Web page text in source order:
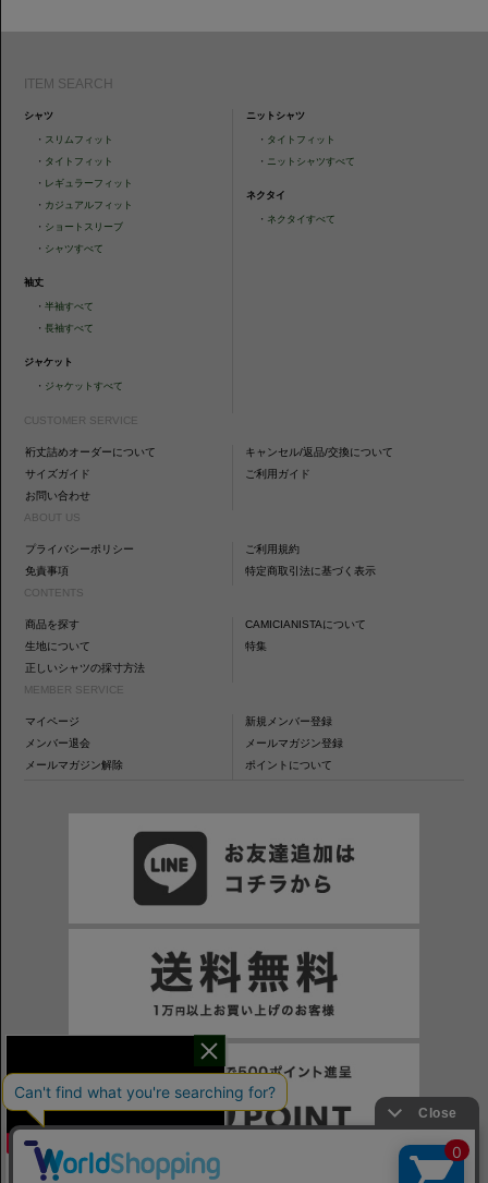
ITEM SEARCH
シャツ
・ スリムフィット
・ タイトフィット
・ レギュラーフィット
・ カジュアルフィット
・ ショートスリーブ
・ シャツすべて
袖丈
・半袖すべて
・長袖すべて
ジャケット
・ ジャケットすべて
ニットシャツ
・ タイトフィット
・ ニットシャツすべて
ネクタイ
・ ネクタイすべて
CUSTOMER SERVICE
裄丈詰めオーダーについて
キャンセル/返品/交換について
サイズガイド
ご利用ガイド
お問い合わせ
ABOUT US
プライバシーポリシー
ご利用規約
免責事項
特定商取引法に基づく表示
CONTENTS
商品を探す
CAMICIANISTAについて
生地について
特集
正しいシャツの採寸方法
MEMBER SERVICE
マイページ
新規メンバー登録
メンバー退会
メールマガジン登録
メールマガジン解除
ポイントについて
※一部表示がPCサイトになるページもございます。
干場氏が考える